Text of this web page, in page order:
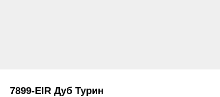
7899-EIR Дуб Турин